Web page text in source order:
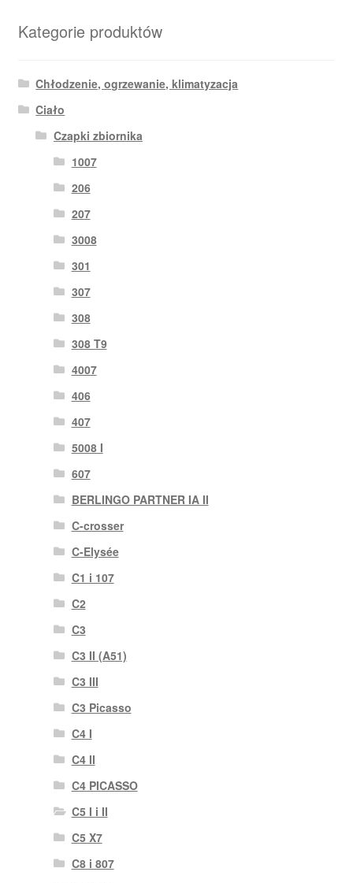
Kategorie produktów
Chłodzenie, ogrzewanie, klimatyzacja
Ciało
Czapki zbiornika
1007
206
207
3008
301
307
308
308 T9
4007
406
407
5008 I
607
BERLINGO PARTNER IA II
C-crosser
C-Elysée
C1 i 107
C2
C3
C3 II (A51)
C3 III
C3 Picasso
C4 I
C4 II
C4 PICASSO
C5 I i II
C5 X7
C8 i 807